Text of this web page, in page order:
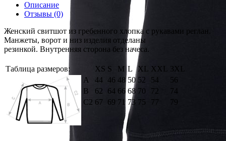
Описание
Отзывы (0)
Женский свитшот из гребенного хлопка с рукавами реглан.
Манжеты, ворот и низ изделия отделаны
резинкой. Внутренняя сторона без начеса.
Таблица размеров: XS S M L XL XXL 3XL
А
44 46 48 50 52 54
56
В
62 64 66 68 70 72
74
С2 67 69 71 73 75 77 79